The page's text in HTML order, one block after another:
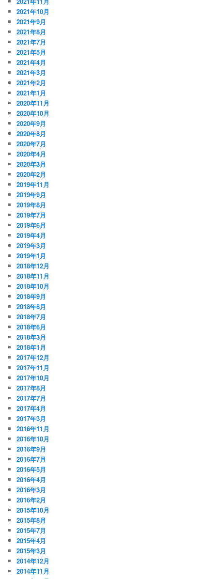
2021年10月
2021年9月
2021年8月
2021年7月
2021年5月
2021年4月
2021年3月
2021年2月
2021年1月
2020年11月
2020年10月
2020年9月
2020年8月
2020年7月
2020年4月
2020年3月
2020年2月
2019年11月
2019年9月
2019年8月
2019年7月
2019年6月
2019年4月
2019年3月
2019年1月
2018年12月
2018年11月
2018年10月
2018年9月
2018年8月
2018年7月
2018年6月
2018年3月
2018年1月
2017年12月
2017年11月
2017年10月
2017年8月
2017年7月
2017年4月
2017年3月
2016年11月
2016年10月
2016年9月
2016年7月
2016年5月
2016年4月
2016年3月
2016年2月
2015年10月
2015年8月
2015年7月
2015年4月
2015年3月
2014年12月
2014年11月